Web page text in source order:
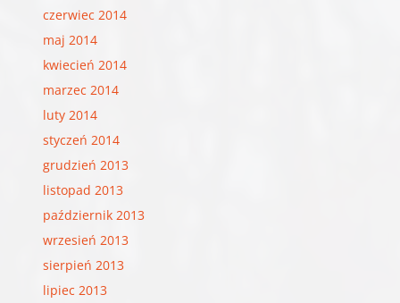
czerwiec 2014
maj 2014
kwiecień 2014
marzec 2014
luty 2014
styczeń 2014
grudzień 2013
listopad 2013
październik 2013
wrzesień 2013
sierpień 2013
lipiec 2013